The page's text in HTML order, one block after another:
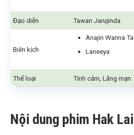
Đạo diễn Tawan Jarujinda
Biên kịch
Anajin Wanna
Laneeya
Thể loại Tình cảm, Lãng mạn
Nội dung phim Hak